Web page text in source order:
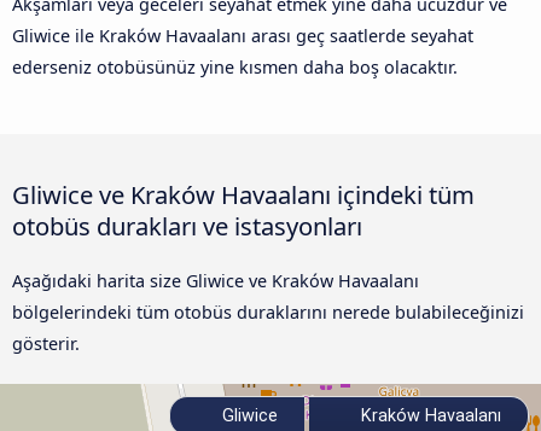
Gliwice ile Kraków Havaalanı arası geç saatlerde seyahat
ederseniz otobüsünüz yine kısmen daha boş olacaktır.
Gliwice ve Kraków Havaalanı içindeki tüm
otobüs durakları ve istasyonları
Aşağıdaki harita size Gliwice ve Kraków Havaalanı
bölgelerindeki tüm otobüs duraklarını nerede bulabileceğinizi
gösterir.
Gliwice Kraków Havaalanı